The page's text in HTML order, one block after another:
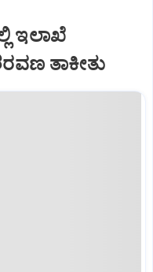
ಇಲಾಖೆ
ತಾಕೀತು